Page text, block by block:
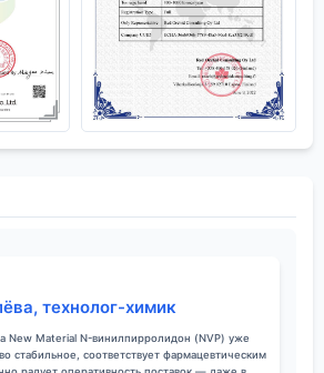
технолог-химик
New Material N-винилпирролидон (NVP) уже
стабильное, соответствует фармацевтическим